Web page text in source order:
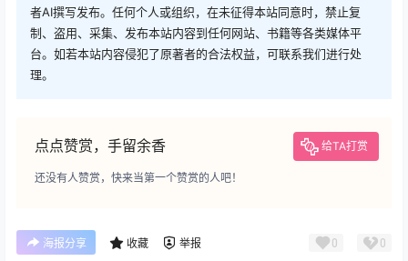
者AI撰写发布。任何个人或组织，在未征得本站同意时，禁止复
制、盗用、采集、发布本站内容到任何网站、书籍等各类媒体平
台。如若本站内容侵犯了原著者的合法权益，可联系我们进行处
理。
点点赞赏，手留余香 给TA打赏
还没有人赞赏，快来当第一个赞赏的人吧！
海报分享 收藏 举报 0 0